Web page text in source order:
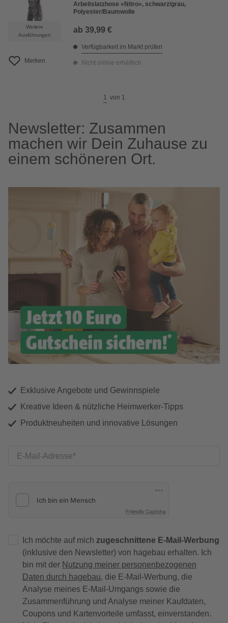
Weitere
Ausführungen
Merken
Arbeitslatzhose »Nitro«, schwarz/grau,
Polyester/Baumwolle
ab 39,99 €
Verfügbarkeit im Markt prüfen
Nicht online erhältlich
1 von 1
Newsletter: Zusammen
machen wir Dein Zuhause zu
einem schöneren Ort.
Exklusive Angebote und Gewinnspiele
Kreative Ideen & nützliche Heimwerker-Tipps
Produktneuheiten und innovative Lösungen
E-Mail-Adresse
Friendly Captcha
Ich möchte auf mich zugeschnittene E-Mail-Werbung
(inklusive den Newsletter) von hagebau erhalten. Ich
bin mit der Nutzung meiner personenbezogenen
Daten durch hagebau, die E-Mail-Werbung, die
Analyse meines E-Mail-Umgangs sowie die
Zusammenführung und Analyse meiner Kaufdaten,
Coupons und Kartenvorteile umfasst, einverstanden.